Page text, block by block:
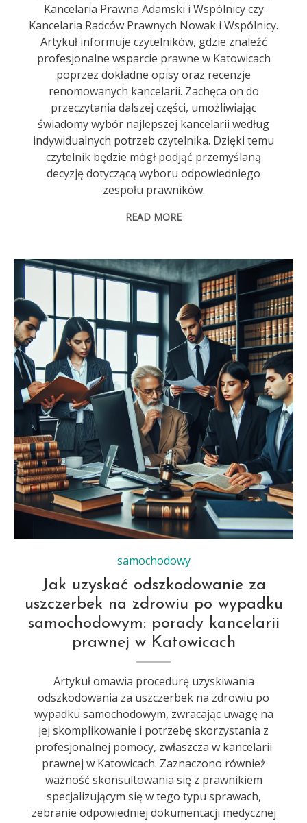
Kancelaria Prawna Adamski i Wspólnicy czy
Kancelaria Radców Prawnych Nowak i Wspólnicy.
Artykuł informuje czytelników, gdzie znaleźć
profesjonalne wsparcie prawne w Katowicach
poprzez dokładne opisy oraz recenzje
renomowanych kancelarii. Zachęca on do
przeczytania dalszej części, umożliwiając
świadomy wybór najlepszej kancelarii według
indywidualnych potrzeb czytelnika. Dzięki temu
czytelnik będzie mógł podjąć przemyślaną
decyzję dotyczącą wyboru odpowiedniego
zespołu prawników.
READ MORE
samochodowy
Jak uzyskać odszkodowanie za
uszczerbek na zdrowiu po wypadku
samochodowym: porady kancelarii
prawnej w Katowicach
Artykuł omawia procedurę uzyskiwania
odszkodowania za uszczerbek na zdrowiu po
wypadku samochodowym, zwracając uwagę na
jej skomplikowanie i potrzebę skorzystania z
profesjonalnej pomocy, zwłaszcza w kancelarii
prawnej w Katowicach. Zaznaczono również
ważność skonsultowania się z prawnikiem
specjalizującym się w tego typu sprawach,
zebranie odpowiedniej dokumentacji medycznej